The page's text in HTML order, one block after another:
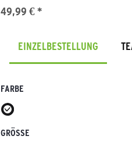
49,99 € *
EINZELBESTELLUNG
FARBE
GRÖSSE